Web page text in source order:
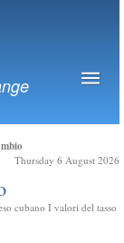
Thursday 6 August 2026
cubano I valori del tasso